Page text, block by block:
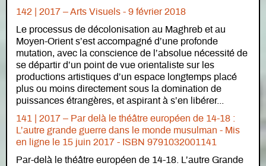
142 | 2017 – Arts Visuels - 9 février 2018
Le processus de décolonisation au Maghreb et au
Moyen-Orient s’est accompagné d’une profonde
mutation, avec la conscience de l’absolue nécessité de
se départir d’un point de vue orientaliste sur les
productions artistiques d’un espace longtemps placé
plus ou moins directement sous la domination de
puissances étrangères, et aspirant à s’en libérer...
141 | 2017 – Par delà le théâtre européen de 14-18 :
L’autre grande guerre dans le monde musulman - Mis
en ligne le 15 juin 2017 - ISBN 9791032001141
Par-delà le théâtre européen de 14-18. L’autre Grande